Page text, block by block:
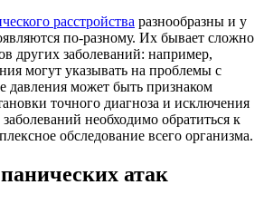
расстройства разнообразны и у
по-разному. Их бывает сложно
других заболеваний: например,
могут указывать на проблемы с
давления может быть признаком
точного диагноза и исключения
необходимо обратиться к
обследование всего организма.
атак